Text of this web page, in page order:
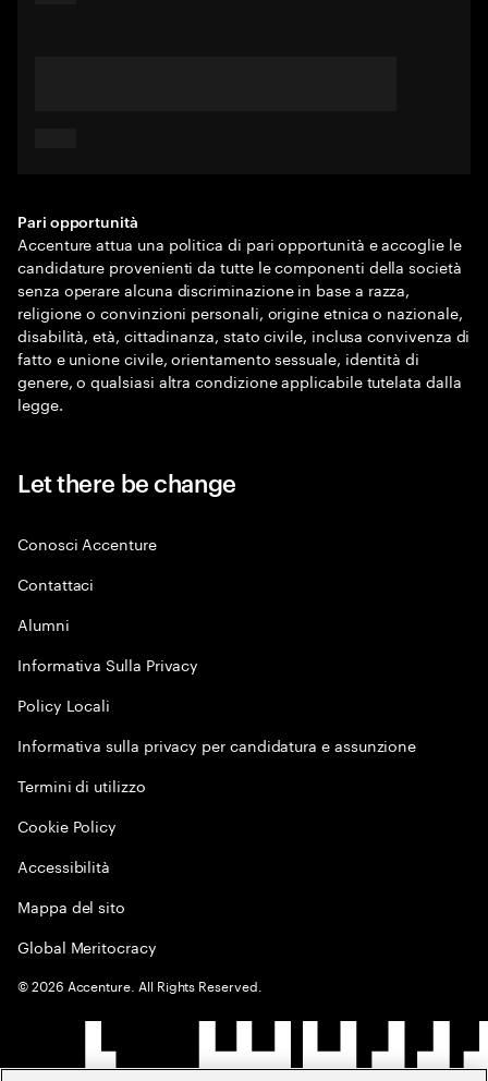
Pari opportunità
Accenture attua una politica di pari opportunità e accoglie le
candidature provenienti da tutte le componenti della società
senza operare alcuna discriminazione in base a razza,
religione o convinzioni personali, origine etnica o nazionale,
disabilità, età, cittadinanza, stato civile, inclusa convivenza di
fatto e unione civile, orientamento sessuale, identità di
genere, o qualsiasi altra condizione applicabile tutelata dalla
legge.
Let there be change
Conosci Accenture
Contattaci
Alumni
Informativa Sulla Privacy
Policy Locali
Informativa sulla privacy per candidatura e assunzione
Termini di utilizzo
Cookie Policy
Accessibilità
Mappa del sito
Global Meritocracy
©2026 Accenture. All Rights Reserved.